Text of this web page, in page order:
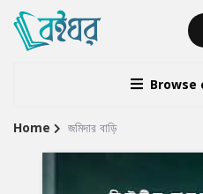
Browse
Site
Home জমিদার বাড়ি